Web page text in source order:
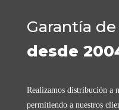
Garantía
desde
Realizamos distribución a
permitiendo a nuestros